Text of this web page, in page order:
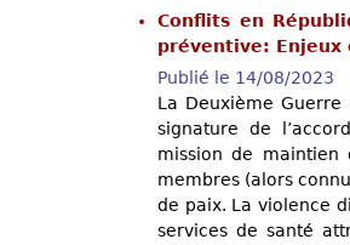
Conflits en
préventive:
Publié le 14/08/2023
La Deuxième
signature de
mission de maintien
membres (alors
de paix. La violence
services de santé